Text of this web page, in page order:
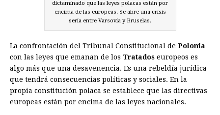
dictaminado que las leyes polacas están por
encima de las europeas. Se abre una crisis
seria entre Varsovia y Bruselas.
La confrontación del Tribunal Constitucional de Polonia
con las leyes que emanan de los Tratados europeos es
algo más que una desavenencia. Es una rebeldía jurídica
que tendrá consecuencias políticas y sociales. En la
propia constitución polaca se establece que las directivas
europeas están por encima de las leyes nacionales.